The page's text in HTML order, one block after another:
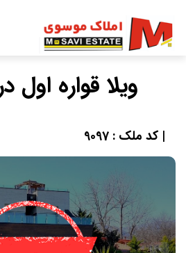
ویلا قواره اول
| کد ملک : 9097